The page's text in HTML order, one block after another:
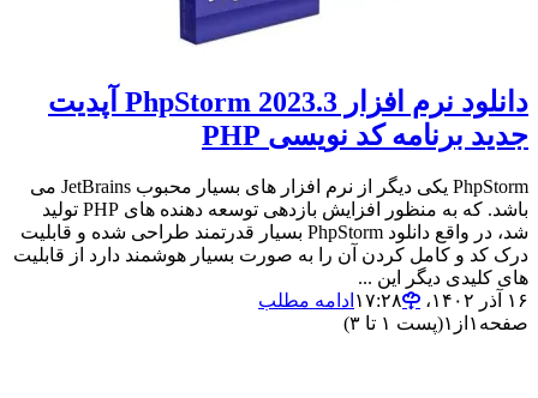
دانلود نرم افزار PhpStorm 2023.3 آپدیت
جدید برنامه کد نویسی PHP
PhpStorm یکی دیگر از نرم افزار های بسیار محبوب JetBrains می
باشد. که به منظور افزایش بازدهی توسعه دهنده های PHP تولید
شد، در واقع دانلود PhpStorm بسیار قدرتمند طراحی شده و قابلیت
درک کد و کامل کردن آن را به صورت بسیار هوشمند دارد از قابلیت
های کلیدی دیگر این ...
۱۶ آذر ۱۴۰۲،‏ ۱۷:۲۸
ادامه مطلب
صفحه ۱ از ۱(پست ۱ تا ۳)